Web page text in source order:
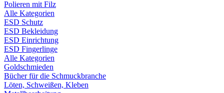
Polieren mit Filz
Alle Kategorien
ESD Schutz
ESD Bekleidung
ESD Einrichtung
ESD Fingerlinge
Alle Kategorien
Goldschmieden
Bücher für die Schmuckbranche
Löten, Schweißen, Kleben